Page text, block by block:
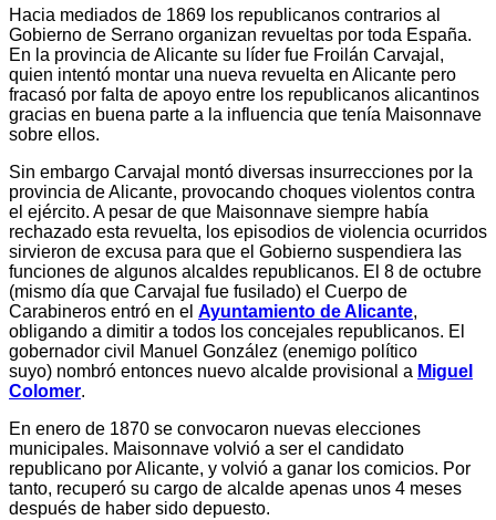
Hacia mediados de 1869 los republicanos contrarios al
Gobierno de Serrano organizan revueltas por toda España.
En la provincia de Alicante su líder fue Froilán Carvajal,
quien intentó montar una nueva revuelta en Alicante pero
fracasó por falta de apoyo entre los republicanos alicantinos
gracias en buena parte a la influencia que tenía Maisonnave
sobre ellos.
Sin embargo Carvajal montó diversas insurrecciones por la
provincia de Alicante, provocando choques violentos contra
el ejército. A pesar de que Maisonnave siempre había
rechazado esta revuelta, los episodios de violencia ocurridos
sirvieron de excusa para que el Gobierno suspendiera las
funciones de algunos alcaldes republicanos. El 8 de octubre
(mismo día que Carvajal fue fusilado) el Cuerpo de
Carabineros entró en el Ayuntamiento de Alicante,
obligando a dimitir a todos los concejales republicanos. El
gobernador civil Manuel González (enemigo político
suyo) nombró entonces nuevo alcalde provisional a Miguel
Colomer.
En enero de 1870 se convocaron nuevas elecciones
municipales. Maisonnave volvió a ser el candidato
republicano por Alicante, y volvió a ganar los comicios. Por
tanto, recuperó su cargo de alcalde apenas unos 4 meses
después de haber sido depuesto.